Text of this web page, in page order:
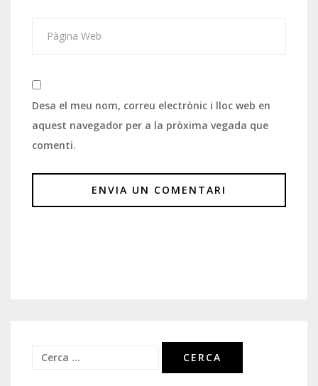
Desa el meu nom, correu electrònic i lloc web en
aquest navegador per a la pròxima vegada que
comenti.
Cerca: